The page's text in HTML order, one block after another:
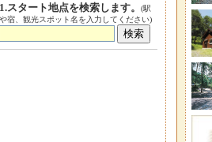
1.スタート地点を検索します。
(駅
や宿、観光スポット名を入力してください)